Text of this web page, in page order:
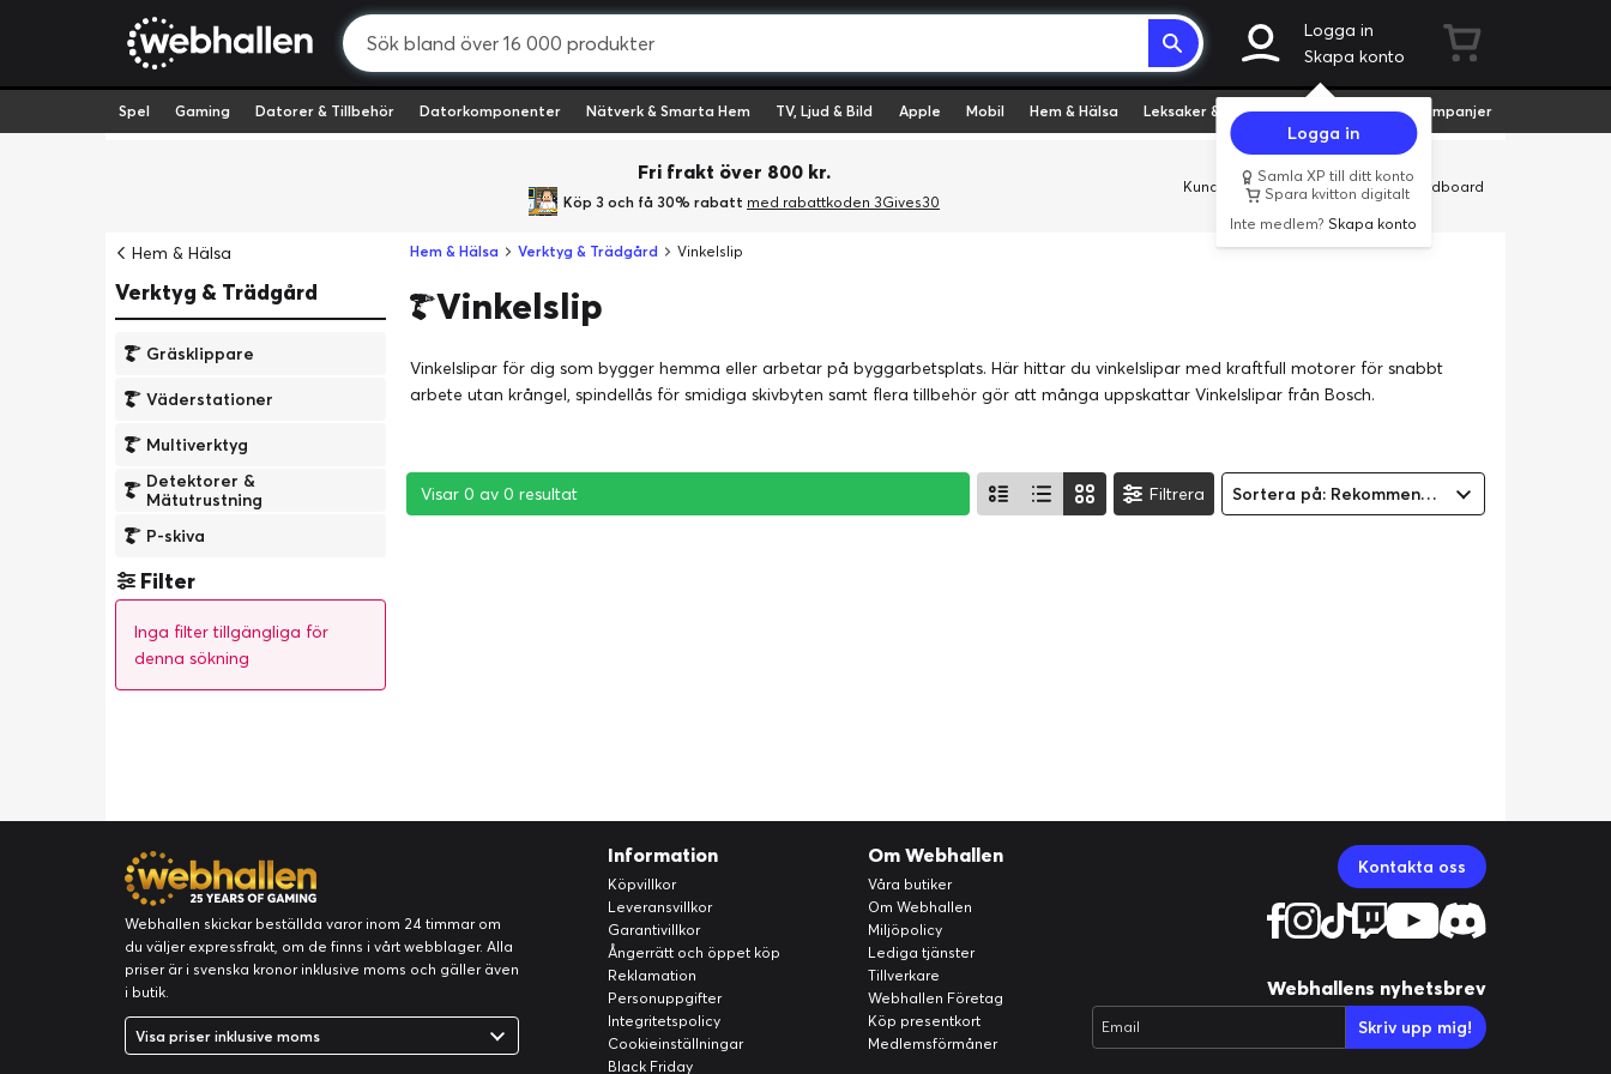
Logga in
Skapa konto
Logga in
Samla XP till ditt konto
Spara kvitton digitalt
Inte medlem?Skapa konto
Spel Gaming Datorer & Tillbehör Datorkomponenter Nätverk & Smarta Hem TV, Ljud & Bild Apple Mobil Hem & Hälsa Leksaker & Hobby Fyndvaror Kampanjer
Fri frakt över 800 kr.
Köp 3 och få 30% rabatt med rabattkoden 3Gives30
Kundservice Butiker Företag Cardboard
Hem & Hälsa
Verktyg & Trädgård
Gräsklippare
Väderstationer
Multiverktyg
Detektorer &
Mätutrustning
P-skiva
Filter
Inga filter tillgängliga för
denna sökning
Hem & Hälsa Verktyg & Trädgård Vinkelslip
Vinkelslip
Vinkelslipar för dig som bygger hemma eller arbetar på byggarbetsplats. Här hittar du vinkelslipar med kraftfull motorer för snabbt
arbete utan krångel, spindellås för smidiga skivbyten samt flera tillbehör gör att många uppskattar Vinkelslipar från Bosch.
Visar 0 av 0 resultat
Visar 0 av 0 resultat
Visar 0 av 0 resultat Filtrera Sortera på: Rekommenderad
Webhallen skickar beställda varor inom 24 timmar om
du väljer expressfrakt, om de finns i vårt webblager. Alla
priser är i svenska kronor inklusive moms och gäller även
i butik.
Visa priser inklusive moms
Information
Köpvillkor
Leveransvillkor
Garantivillkor
Ångerrätt och öppet köp
Reklamation
Personuppgifter
Integritetspolicy
Cookieinställningar
Black Friday
Om Webhallen
Våra butiker
Om Webhallen
Miljöpolicy
Lediga tjänster
Tillverkare
Webhallen Företag
Köp presentkort
Medlemsförmåner
Kontakta oss
Webhallens nyhetsbrev
Email Skriv upp mig!